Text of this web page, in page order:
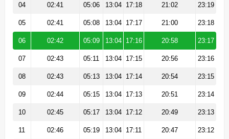
04 02:41 05:06 13:04 17:18 21:02 23:19
05 02:41 05:08 13:04 17:17 21:00 23:18
06 02:42 05:09 13:04 17:16 20:58 23:17
07 02:43 05:11 13:04 17:15 20:56 23:16
08 02:43 05:13 13:04 17:14 20:54 23:15
09 02:44 05:15 13:04 17:13 20:51 23:14
10 02:45 05:17 13:04 17:12 20:49 23:13
11 02:46 05:19 13:04 17:11 20:47 23:12